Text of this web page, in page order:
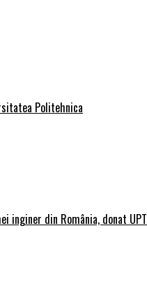
Politehnica
inginer din România, donat UPT